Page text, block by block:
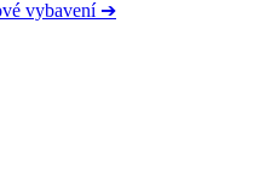
vybavení ➔